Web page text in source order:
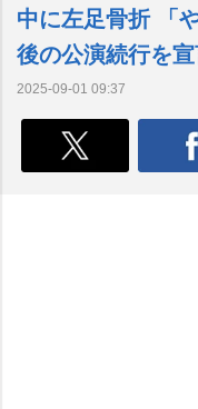
中に左足骨折 「
後の公演続行を
2025-09-01 09:37